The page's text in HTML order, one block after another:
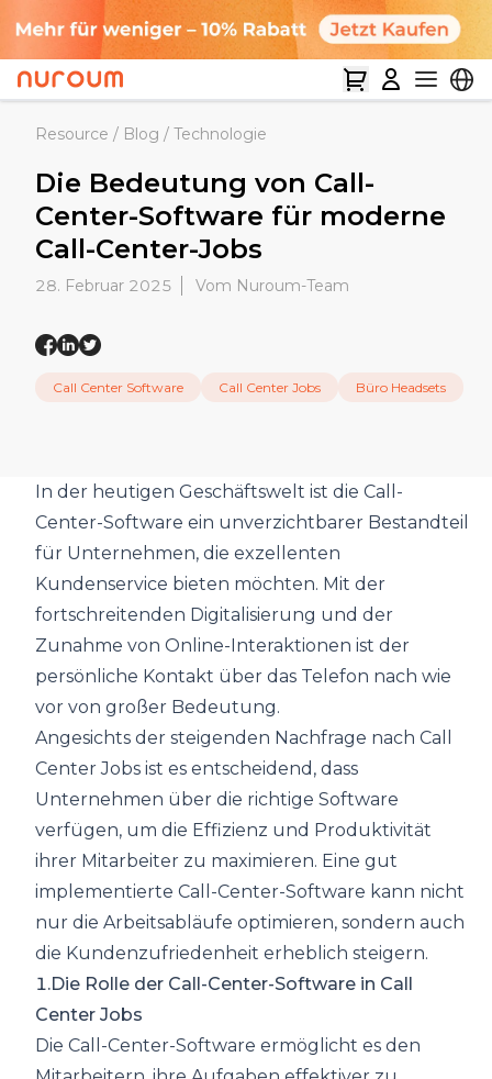
Resource / Blog / Technologie
Die Bedeutung von Call-
Center-Software für moderne
Call-Center-Jobs
28. Februar 2025 Vom Nuroum-Team
Call Center Software Call Center Jobs Büro Headsets
In der heutigen Geschäftswelt ist die Call-
Center-Software ein unverzichtbarer Bestandteil
für Unternehmen, die exzellenten
Kundenservice bieten möchten. Mit der
fortschreitenden Digitalisierung und der
Zunahme von Online-Interaktionen ist der
persönliche Kontakt über das Telefon nach wie
vor von großer Bedeutung.
Angesichts der steigenden Nachfrage nach Call
Center Jobs ist es entscheidend, dass
Unternehmen über die richtige Software
verfügen, um die Effizienz und Produktivität
ihrer Mitarbeiter zu maximieren. Eine gut
implementierte Call-Center-Software kann nicht
nur die Arbeitsabläufe optimieren, sondern auch
die Kundenzufriedenheit erheblich steigern.
1.Die Rolle der Call-Center-Software in Call
Center Jobs
Die Call-Center-Software ermöglicht es den